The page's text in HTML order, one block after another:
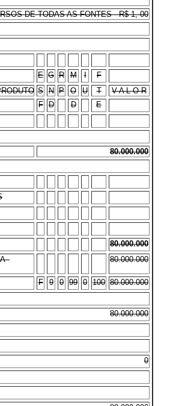
DE TODAS AS FONTES - R$ 1, 00
E G R M I
F
S N P O U T
V A L O R
F D D E
80.000.000
80.000.000
-
80.000.000
F 9 0 99 0 100 80.000.000
80.000.000
0